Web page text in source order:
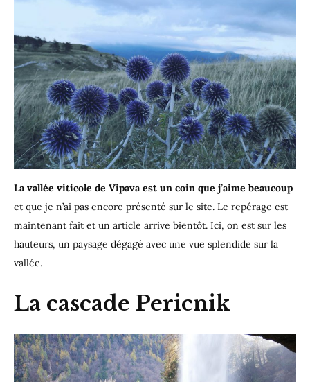
La vallée viticole de Vipava est un coin que j’aime beaucoup
et que je n’ai pas encore présenté sur le site. Le repérage est
maintenant fait et un article arrive bientôt. Ici, on est sur les
hauteurs, un paysage dégagé avec une vue splendide sur la
vallée.
La cascade Pericnik